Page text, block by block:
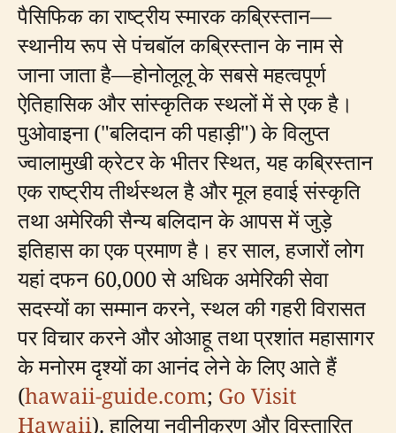
पैसिफिक का राष्ट्रीय स्मारक कब्रिस्तान—
स्थानीय रूप से पंचबॉल कब्रिस्तान के नाम से
जाना जाता है—होनोलूलू के सबसे महत्वपूर्ण
ऐतिहासिक और सांस्कृतिक स्थलों में से एक है।
पुओवाइना ("बलिदान की पहाड़ी") के विलुप्त
ज्वालामुखी क्रेटर के भीतर स्थित, यह कब्रिस्तान
एक राष्ट्रीय तीर्थस्थल है और मूल हवाई संस्कृति
तथा अमेरिकी सैन्य बलिदान के आपस में जुड़े
इतिहास का एक प्रमाण है। हर साल, हजारों लोग
यहां दफन 60,000 से अधिक अमेरिकी सेवा
सदस्यों का सम्मान करने, स्थल की गहरी विरासत
पर विचार करने और ओआहू तथा प्रशांत महासागर
के मनोरम दृश्यों का आनंद लेने के लिए आते हैं
(hawaii-guide.com; Go Visit
Hawaii). हालिया नवीनीकरण और विस्तारित